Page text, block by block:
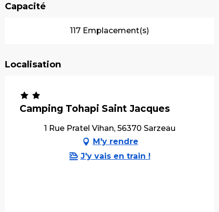
Capacité
117 Emplacement(s)
Localisation
Camping Tohapi Saint Jacques
1 Rue Pratel Vihan, 56370 Sarzeau
M'y rendre
J'y vais en train !